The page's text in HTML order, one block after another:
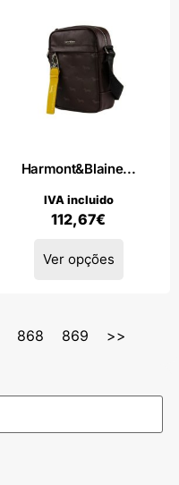
Harmont&Blaine...
112,67€
IVA incluido
Ver opções
868 869 >>